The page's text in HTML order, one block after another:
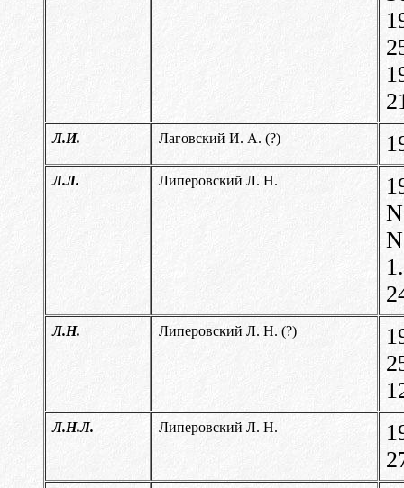
Л.И. Лаговский И. А. (?)
Л.Л. Липеровский Л. Н.
Л.Н. Липеровский Л. Н. (?)
Л.Н.Л. Липеровский Л. Н.